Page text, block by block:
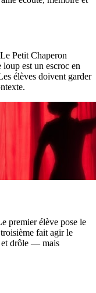
Petit Chaperon
est un escroc en
élèves doivent garder
premier élève pose le
fait agir le
et drôle — mais